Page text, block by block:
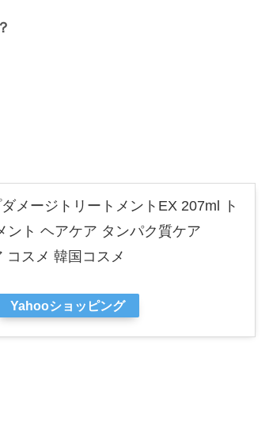
メージトリートメントEX 207ml ト
ント ヘアケア タンパク質ケア
コスメ 韓国コスメ
Yahooショッピング